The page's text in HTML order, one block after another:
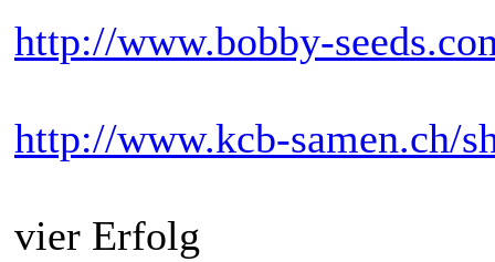
http://www.bobby-
http://www.kcb-samen.ch/
vier Erfolg